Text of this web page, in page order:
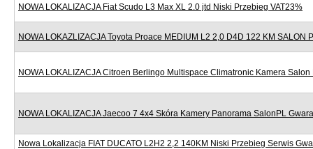
NOWA LOKALIZACJA Fiat Scudo L3 Max XL 2.0 jtd Niski Przebieg VAT23%
NOWA LOKAZLIZACJA Toyota Proace MEDIUM L2 2,0 D4D 122 KM SALON
NOWA LOKALIZACJA Citroen Berlingo Multispace Climatronic Kamera Salon
NOWA LOKALIZACJA Jaecoo 7 4x4 Skóra Kamery Panorama SalonPL
Nowa Lokalizacja FIAT DUCATO L2H2 2,2 140KM Niski Przebieg Serwis